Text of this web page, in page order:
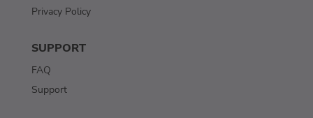
Privacy Policy
SUPPORT
FAQ
Support